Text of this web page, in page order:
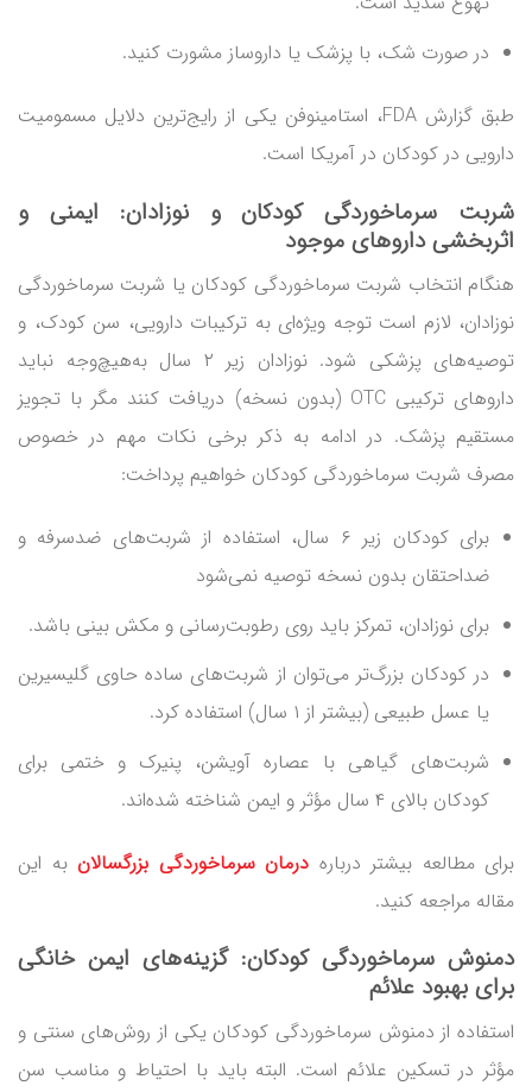
در صورت شک، با پزشک یا داروساز مشورت کنید.
طبق گزارش FDA، استامینوفن یکی از رایج‌ترین دلایل مسمومیت
دارویی در کودکان در آمریکا است.
شربت سرماخوردگی کودکانو نوزادان: ایمنی و
اثربخشی داروهای موجود
هنگام انتخاب شربت سرماخوردگی کودکان یا شربت سرماخوردگی
نوزادان، لازم است توجه ویژه‌ای به ترکیبات دارویی، سن کودک، و
توصیه‌های پزشکی شود. نوزادان زیر ۲ سال به‌هیچ‌وجه نباید
داروهای ترکیبی OTC (بدون نسخه) دریافت کنند مگر با تجویز
مستقیم پزشک. در ادامه به ذکر برخی نکات مهم در خصوص
مصرف شربت سرماخوردگی کودکان خواهیم پرداخت:
برای کودکان زیر ۶ سال، استفاده از شربت‌های ضدسرفه و
ضداحتقان بدون نسخه توصیه نمی‌شود
برای نوزادان، تمرکز باید روی رطوبت‌رسانی و مکش بینی باشد.
در کودکان بزرگ‌تر می‌توان از شربت‌های ساده حاوی گلیسیرین
یا عسل طبیعی (بیشتر از ۱ سال) استفاده کرد.
شربت‌های گیاهی با عصاره آویشن، پنیرک و ختمی برای
کودکان بالای ۴ سال مؤثر و ایمن شناخته شده‌اند.
برای مطالعه بیشتر درباره درمان سرماخوردگی بزرگسالان به این
مقاله مراجعه کنید.
دمنوش سرماخوردگی کودکان: گزینه‌های ایمن خانگی
برای بهبود علائم
استفاده از دمنوش سرماخوردگی کودکان یکی از روش‌های سنتی و
مؤثر در تسکین علائم است. البته باید با احتیاط و مناسب سن